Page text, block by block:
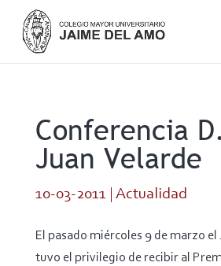
Conferencia D.
Juan Velarde
10-03-2011 Actualidad
El pasado miércoles 9 de marzo el
tuvo el privilegio de recibir al